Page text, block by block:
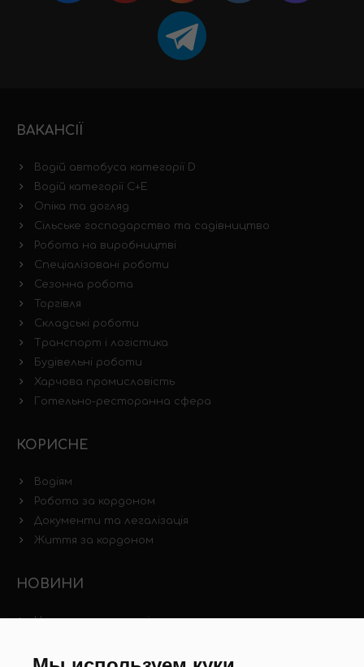
ВАКАНСІЇ
Водій автобуса категорії D
Водій категорії C+E
Опіка та догляд
Сільське господарство та садівництво
Робота на виробництві
Спеціалізовані роботи
Сезонна робота
Торгівля
Складські роботи
Транспорт і логістика
Будівельні роботи
Харчова промисловість
Готельно-ресторанна сфера
КОРИСНЕ
Водіям
Робота за кордоном
Документи та легалізація
Життя за кордоном
НОВИНИ
Новини ринку праці